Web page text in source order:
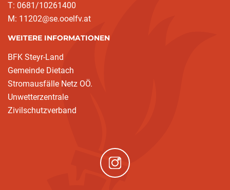
T: 0681/10261400
M: 11202@se.ooelfv.at
WEITERE INFORMATIONEN
BFK Steyr-Land
Gemeinde Dietach
Stromausfälle Netz OÖ.
Unwetterzentrale
Zivilschutzverband
(neues Fenster)